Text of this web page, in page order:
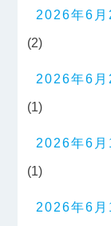
2026年6月
(2)
2026年6月
(1)
2026年6月
(1)
2026年6月